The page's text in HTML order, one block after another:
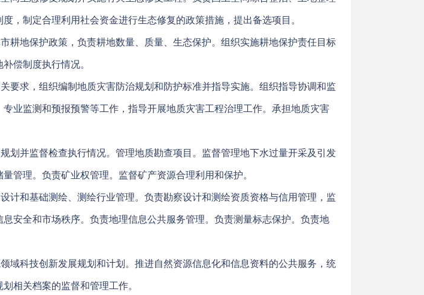
，制定合理利用社会资金进行生态修复的政策措施，提出备选项目。
耕地保护政策，负责耕地数量、质量、生态保护。组织实施耕地保护责任目标
偿制度执行情况。
要求，组织编制地质灾害防治规划和防护标准并指导实施。组织指导协调和监
业监测和预报预警等工作，指导开展地质灾害工程治理工作。承担地质灾害
划并监督检查执行情况。管理地质勘查项目。监督管理地下水过量开采及引发
管理。负责矿业权管理。监督矿产资源合理利用和保护。
计和基础测绘、测绘行业管理。负责勘察设计和测绘资质资格与信用管理，监
安全和市场秩序。负责地理信息公共服务管理。负责测量标志保护。负责地
域科技创新发展规划和计划。推进自然资源信息化和信息资料的公共服务，统
相关档案的监督和管理工作。